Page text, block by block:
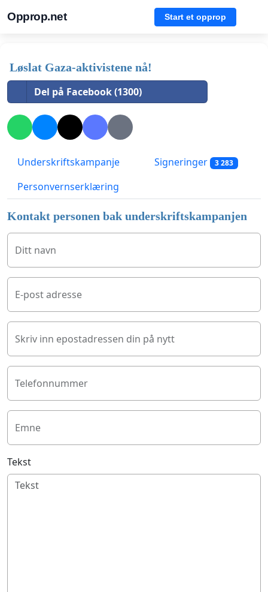
Opprop.net Start et opprop
Løslat Gaza-aktivistene nå!
Del på Facebook (1300)
Underskriftskampanje Signeringer 3 283
Personvernserklæring
Kontakt personen bak underskriftskampanjen
Ditt navn
E-post adresse
Skriv inn epostadressen din på nytt
Telefonnummer
Emne
Tekst